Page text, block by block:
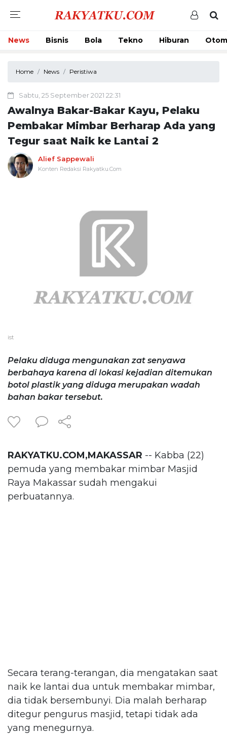
News Bisnis Bola Tekno Hiburan
Home News Peristiwa
Sabtu, 25 September 2021 22:31
Awalnya Bakar-Bakar Kayu, Pelaku
Pembakar Mimbar Berharap Ada yang
Tegur saat Naik ke Lantai 2
Alief Sappewali
Konten Redaksi Rakyatku.Com
ist
Pelaku diduga mengunakan zat senyawa
berbahaya karena di lokasi kejadian ditemukan
botol plastik yang diduga merupakan wadah
bahan bakar tersebut.
RAKYATKU.COM,MAKASSAR -- Kabba (22)
pemuda yang membakar mimbar Masjid
Raya Makassar sudah mengakui
perbuatannya.
Secara terang-terangan, dia mengatakan saat
naik ke lantai dua untuk membakar mimbar,
dia tidak bersembunyi. Dia malah berharap
ditegur pengurus masjid, tetapi tidak ada
yang menegurnya.